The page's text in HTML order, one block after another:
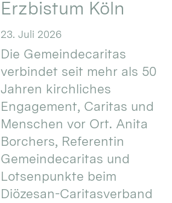
Erzbistum Köln
23. Juli 2026
Die Gemeindecaritas
verbindet seit mehr als 50
Jahren kirchliches
Engagement, Caritas und
Menschen vor Ort. Anita
Borchers, Referentin
Gemeindecaritas und
Lotsenpunkte beim
Diözesan-Caritasverband